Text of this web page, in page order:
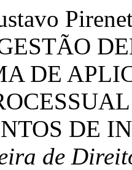
DE
DE
de